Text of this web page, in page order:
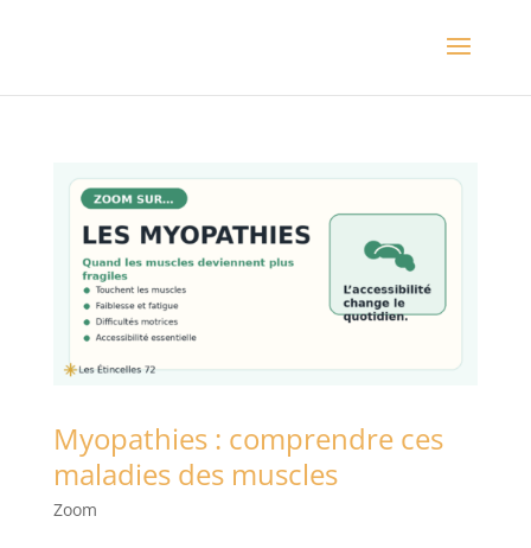
Myopathies : comprendre ces
maladies des muscles
Zoom